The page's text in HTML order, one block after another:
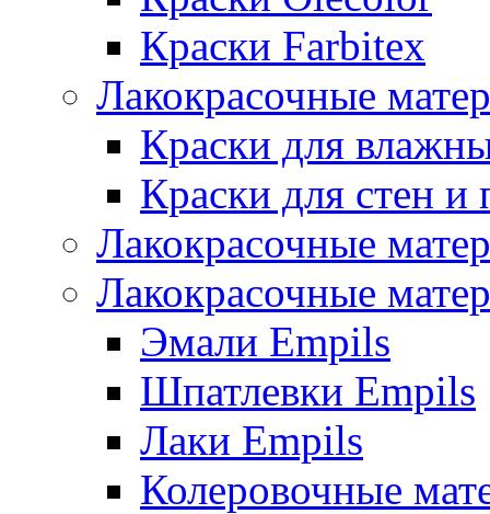
Краски Farbitex
Лакокрасочные
Краски для
Краски для стен и
Лакокрасочные
Лакокрасочные
Эмали Empils
Шпатлевки Empils
Лаки Empils
Колеровочные